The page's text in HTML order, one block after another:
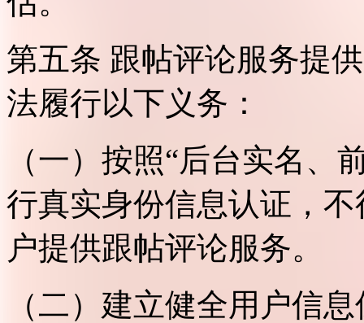
第五条 跟帖评论服务提
法履行以下义务：
（一）按照“后台实名、
行真实身份信息认证，
户提供跟帖评论服务。
（二）建立健全用户信